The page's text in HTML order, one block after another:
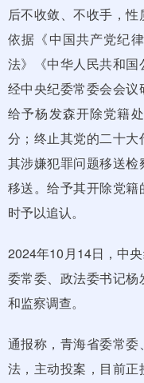
后不收敛、不收手，性
依据《中国共产党纪
法》《中华人民共和国
经中央纪委常委会会
给予杨发森开除党籍
分；终止其党的二十
其涉嫌犯罪问题移送
移送。给予其开除党
时予以追认。
2024年10月14日，中
委常委、政法委书记
和监察调查。
通报称，青海省委常
法，主动投案，目前